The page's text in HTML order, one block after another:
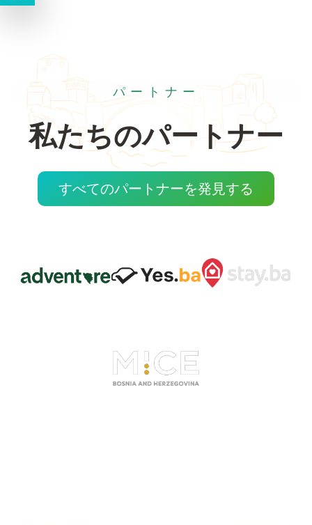
パートナー
私たちのパートナー
すべてのパートナーを発見する